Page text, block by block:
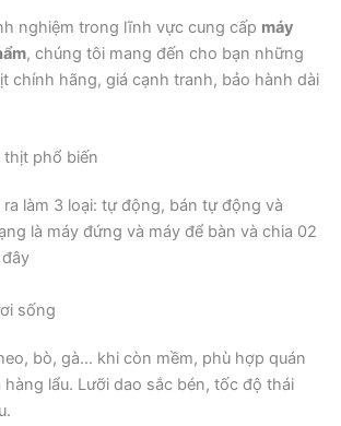
nghiệm trong lĩnh vực cung cấp máy
, chúng tôi mang đến cho bạn những
chính hãng, giá cạnh tranh, bảo hành dài
thịt phổ biến
làm 3 loại: tự động, bán tự động và
là máy đứng và máy để bàn và chia 02
sống
bò, gà… khi còn mềm, phù hợp quán
lẩu. Lưỡi dao sắc bén, tốc độ thái